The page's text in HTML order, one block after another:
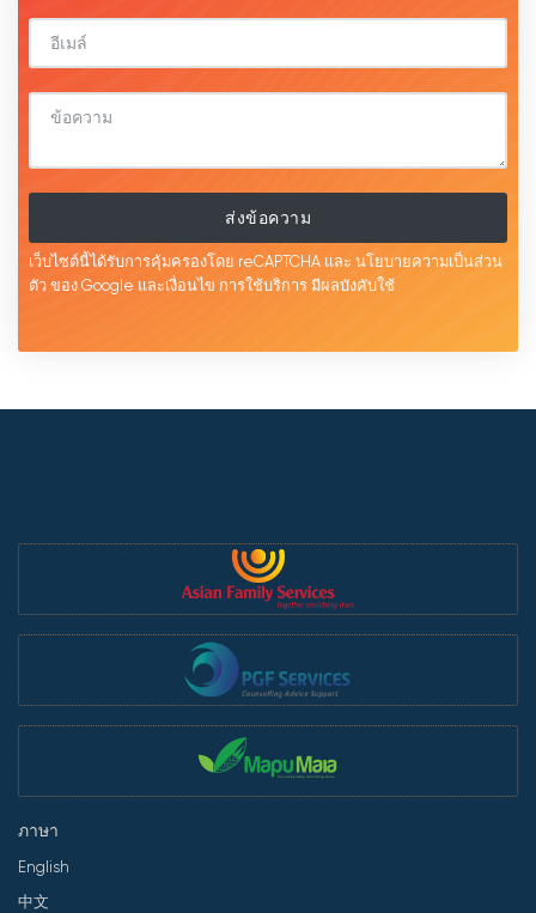
ส่งข้อความ
เว็บไซต์นี้ได้รับการคุ้มครองโดย reCAPTCHA และ นโยบายความเป็นส่วน
ตัว ของ Google และเงื่อนไข การใช้บริการ มีผลบังคับใช้
ภาษา
English
中文